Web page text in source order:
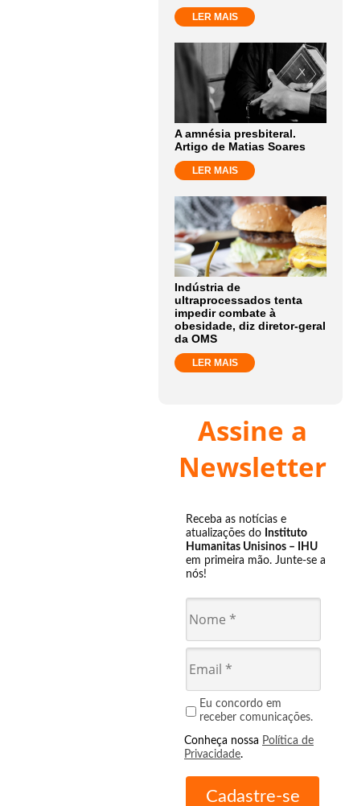
LER MAIS
A amnésia presbiteral.
Artigo de Matias Soares
LER MAIS
Indústria de
ultraprocessados tenta
impedir combate à
obesidade, diz diretor-geral
da OMS
LER MAIS
Assine a
Newsletter
Receba as notícias e
atualizações do Instituto
Humanitas Unisinos – IHU
em primeira mão. Junte-se a
nós!
Eu concordo em
receber comunicações.
Conheça nossa Política de
Privacidade.